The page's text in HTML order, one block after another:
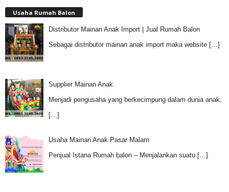
Usaha Rumah Balon
Distributor Mainan Anak Import | Jual Rumah Balon
Sebagai distributor mainan anak import maka website […]
Supplier Mainan Anak
Menjadi pengusaha yang berkecimpung dalam dunia anak,
[…]
Usaha Mainan Anak Pasar Malam
Penjual Istana Rumah balon – Menjalankan suatu […]